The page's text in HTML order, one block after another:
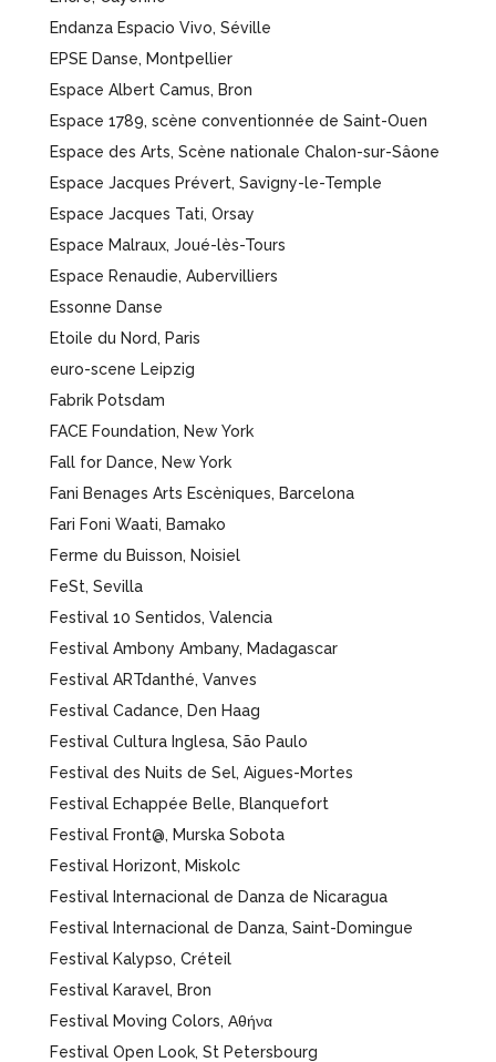
Endanza Espacio Vivo, Séville
EPSE Danse, Montpellier
Espace Albert Camus, Bron
Espace 1789, scène conventionnée de Saint-Ouen
Espace des Arts, Scène nationale Chalon-sur-Sâone
Espace Jacques Prévert, Savigny-le-Temple
Espace Jacques Tati, Orsay
Espace Malraux, Joué-lès-Tours
Espace Renaudie, Aubervilliers
Essonne Danse
Etoile du Nord, Paris
euro-scene Leipzig
Fabrik Potsdam
FACE Foundation, New York
Fall for Dance, New York
Fani Benages Arts Escèniques, Barcelona
Fari Foni Waati, Bamako
Ferme du Buisson, Noisiel
FeSt, Sevilla
Festival 10 Sentidos, Valencia
Festival Ambony Ambany, Madagascar
Festival ARTdanthé, Vanves
Festival Cadance, Den Haag
Festival Cultura Inglesa, São Paulo
Festival des Nuits de Sel, Aigues-Mortes
Festival Echappée Belle, Blanquefort
Festival Front@, Murska Sobota
Festival Horizont, Miskolc
Festival Internacional de Danza de Nicaragua
Festival Internacional de Danza, Saint-Domingue
Festival Kalypso, Créteil
Festival Karavel, Bron
Festival Moving Colors, Αθήνα
Festival Open Look, St Petersbourg